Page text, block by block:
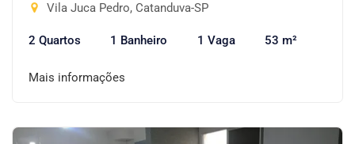
Vila Juca Pedro, Catanduva-SP
2 Quartos 1 Banheiro 1 Vaga 53 m²
Mais informações